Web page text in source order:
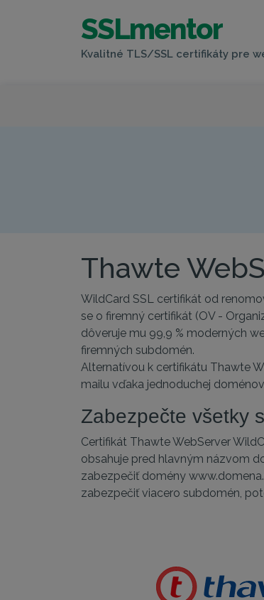
SSLmentor
Kvalitné TLS/SSL certifikáty pre
Thawte
WildCard SSL certifikát od
se o firemný certifikát (OV -
dôveruje mu 99,9 % moderných
firemných subdomén.
Alternatívou k certifikátu Thawte
mailu vďaka jednoduchej
Zabezpečte všetky
Certifikát Thawte WebServer
obsahuje pred hlavným názvom
zabezpečiť domény
zabezpečiť viacero subdomén,